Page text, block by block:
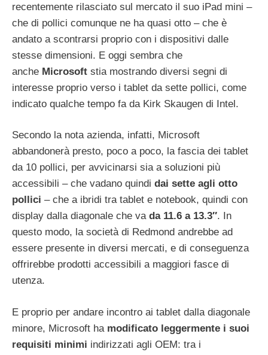
recentemente rilasciato sul mercato il suo iPad mini –
che di pollici comunque ne ha quasi otto – che è
andato a scontrarsi proprio con i dispositivi dalle
stesse dimensioni. E oggi sembra che
anche Microsoft stia mostrando diversi segni di
interesse proprio verso i tablet da sette pollici, come
indicato qualche tempo fa da Kirk Skaugen di Intel.
Secondo la nota azienda, infatti, Microsoft
abbandonerà presto, poco a poco, la fascia dei tablet
da 10 pollici, per avvicinarsi sia a soluzioni più
accessibili – che vadano quindi dai sette agli otto
pollici – che a ibridi tra tablet e notebook, quindi con
display dalla diagonale che va da 11.6 a 13.3″. In
questo modo, la società di Redmond andrebbe ad
essere presente in diversi mercati, e di conseguenza
offrirebbe prodotti accessibili a maggiori fasce di
utenza.
E proprio per andare incontro ai tablet dalla diagonale
minore, Microsoft ha modificato leggermente i suoi
requisiti minimi indirizzati agli OEM: tra i